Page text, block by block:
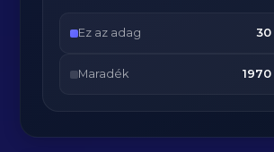
Ez az adag 30
Maradék 1970